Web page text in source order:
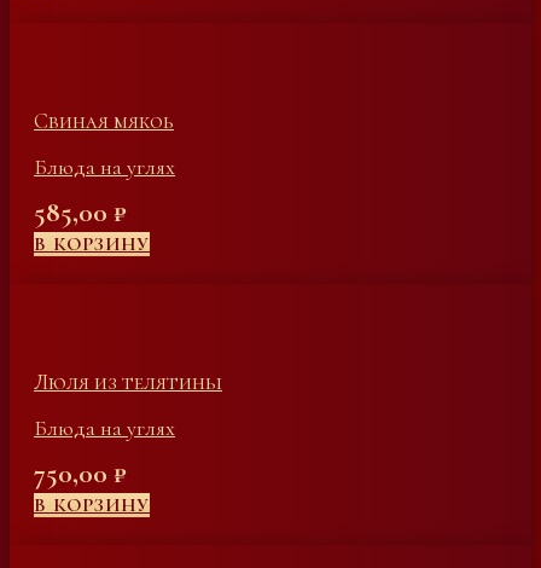
Свиная мякоь
Блюда на углях
585,00 ₽
В КОРЗИНУ
Люля из телятины
Блюда на углях
750,00 ₽
В КОРЗИНУ